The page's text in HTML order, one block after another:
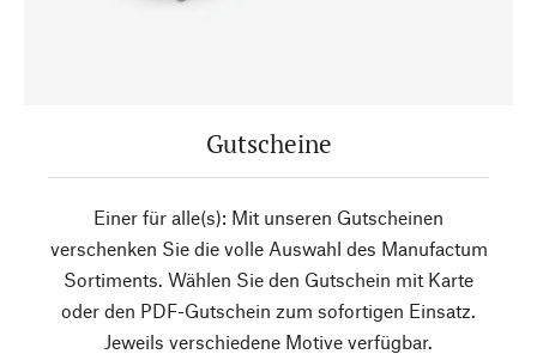
Gutscheine
Einer für alle(s): Mit unseren Gutscheinen
verschenken Sie die volle Auswahl des Manufactum
Sortiments. Wählen Sie den Gutschein mit Karte
oder den PDF-Gutschein zum sofortigen Einsatz.
Jeweils verschiedene Motive verfügbar.